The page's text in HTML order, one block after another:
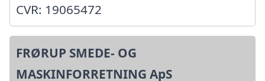
CVR: 19065472
FRØRUP SMEDE- OG
MASKINFORRETNING ApS